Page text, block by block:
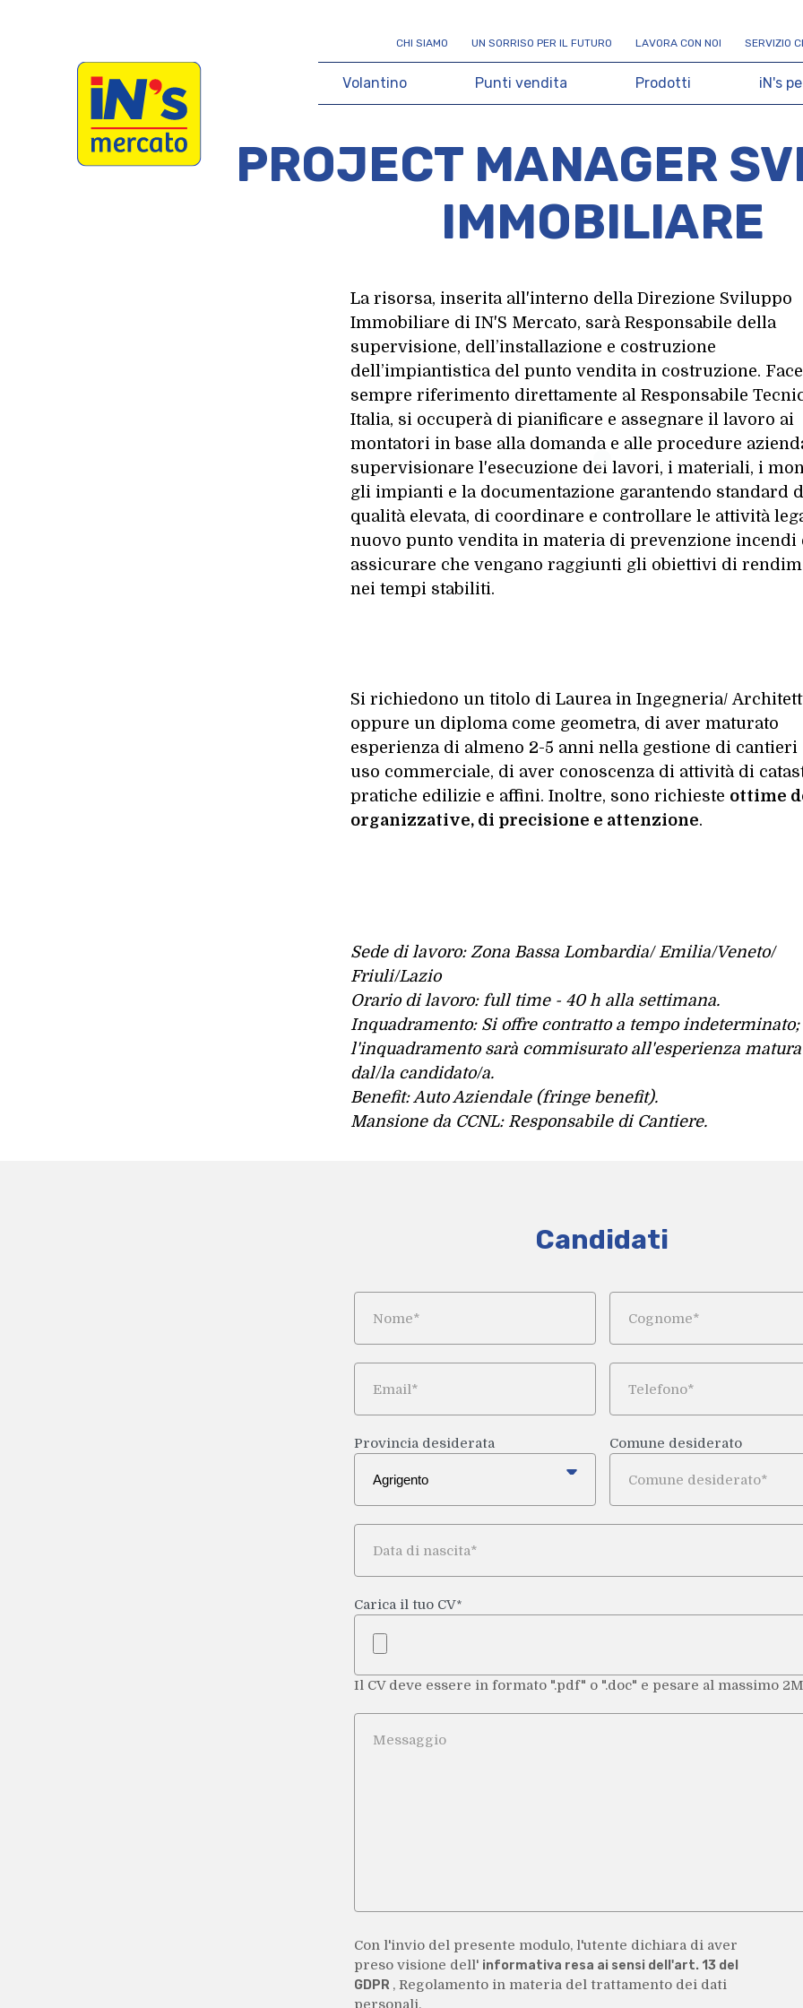
iN's Mercato
CHI SIAMO UN SORRISO PER IL FUTURO LAVORA CON NOI SERVIZIO C
Volantino Punti vendita Prodotti iN's pe
PROJECT MANAGER
IMMOBILIARE
La risorsa, inserita all'interno della Direzione Sviluppo
Immobiliare di IN'S Mercato, sarà Responsabile della
supervisione, dell’installazione e costruzione
dell’impiantistica del punto vendita in costruzione.
sempre riferimento direttamente al Responsabile
Italia, si occuperà di pianificare e assegnare il lavoro ai
montatori in base alla domanda e alle procedure
supervisionare l'esecuzione dei lavori, i materiali, i
gli impianti e la documentazione garantendo standard
qualità elevata, di coordinare e controllare le attività
nuovo punto vendita in materia di prevenzione incendi
assicurare che vengano raggiunti gli obiettivi di
nei tempi stabiliti.
Si richiedono un titolo di Laurea in Ingegneria/
oppure un diploma come geometra, di aver maturato
esperienza di almeno 2-5 anni nella gestione di cantieri
uso commerciale, di aver conoscenza di attività di
pratiche edilizie e affini. Inoltre, sono richieste ottime
organizzative, di precisione e attenzione.
Sede di lavoro: Zona Bassa Lombardia/ Emilia/Veneto/
Friuli/Lazio
Orario di lavoro: full time - 40 h alla settimana.
Inquadramento: Si offre contratto a tempo indeterminato;
l'inquadramento sarà commisurato all'esperienza
dal/la candidato/a.
Benefit: Auto Aziendale (fringe benefit).
Mansione da CCNL: Responsabile di Cantiere.
Candidati
Provincia desiderata Comune desiderato
Carica il tuo CV*
Il CV deve essere in formato ".pdf" o ".doc" e pesare al massimo
Con l'invio del presente modulo, l'utente dichiara di aver
preso visione dell' informativa resa ai sensi dell'art. 13 del
GDPR , Regolamento in materia del trattamento dei dati
personali.